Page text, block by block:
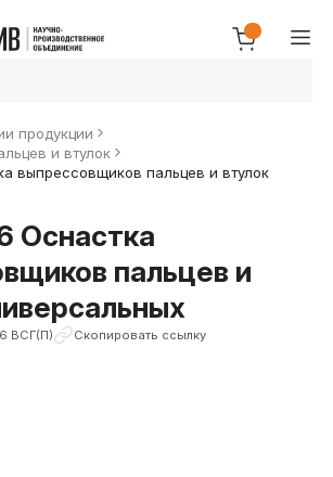
продукции
и втулок
выпрессовщиков пальцев и втулок
Оснастка
пальцев и
ВСГ(П) Скопировать ссылку